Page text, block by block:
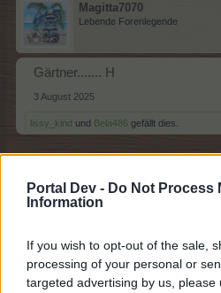
Portal Dev - Do Not Process
Information
If you wish to opt-out of the sale,
processing of your personal or
targeted advertising by us, please
Magitta7070
Lebende Forenlegende
Gärtner....... H
3 August 2025
lissy_kind und Bela486 gefällt dies.
Bela486
Lebende Forenlegende
Heinze
3 August 2025